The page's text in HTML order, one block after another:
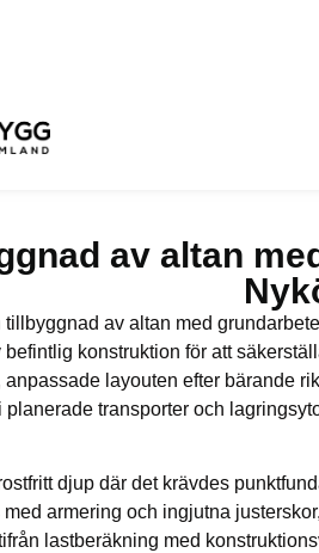
av altan
tillbyggnad av altan med
konstruktion för att
layouten efter bärande
planerade transporter och
djup där det krävdes
med armering och ingjutna
lastberäkning med